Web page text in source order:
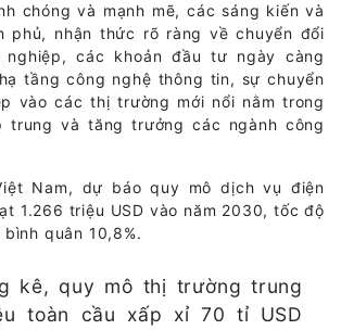
chóng và mạnh mẽ, các sáng kiến và
phủ, nhận thức rõ ràng về chuyển đổi
nghiệp, các khoản đầu tư ngày càng
tầng công nghệ thông tin, sự chuyển
vào các thị trường mới nổi nằm trong
trung và tăng trưởng các ngành công
Nam, dự báo quy mô dịch vụ điện
1.266 triệu USD vào năm 2030, tốc độ
quân 10,8%.
kê, quy mô thị trường trung
toàn cầu xấp xỉ 70 tỉ USD